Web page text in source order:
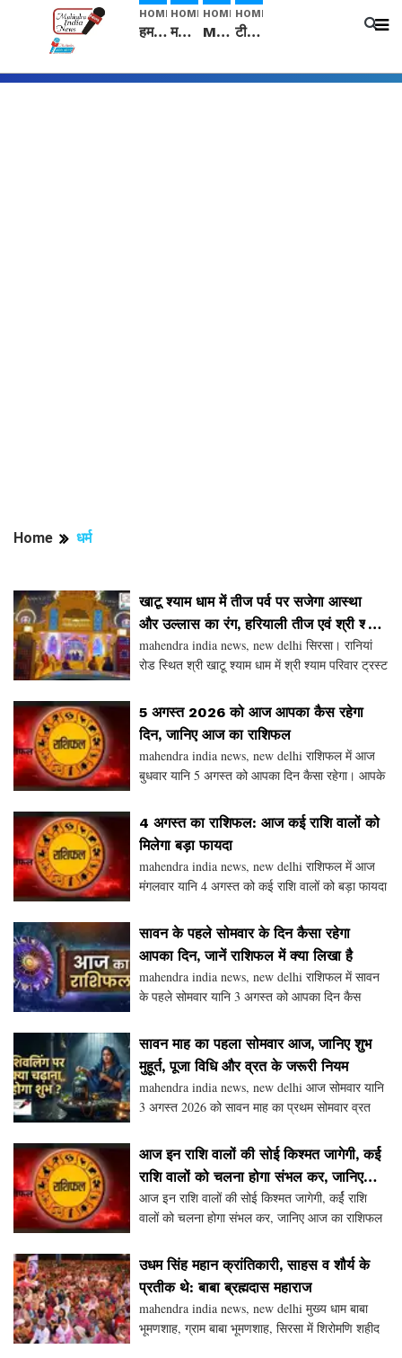
HOME
हम सनातनी..." सांसद kangana Ranaut से क्या बोली लड़की? Viral Jantar-Mantar | CJP protest
HOME
मनीषा हत्याकांड: हत्या, आत्महत्या या कोई बड़ा राज? | Full Story | Josh Haryana
HOME
Mangalsutra: हिंदू धर्म में शादी के बाद मंगलसूत्र क्यों पहनती है महिलाएं, किसने शुरु की ये परंपरा
HOME
टीम बीकेई ने एग्रीकल्चर ग्रेड की यूरिया खाद गट्टों में बदलकर टेक्निकल ग्रेड में बेचने वालों पर करवाई कार्रवाई: लखविंदर सिंह औलख
Home धर्म
खाटू श्याम धाम में तीज पर्व पर सजेगा आस्था
और उल्लास का रंग, हरियाली तीज एवं श्री श्याम
झूला महोत्सव का होगा भव्य आयोजन
mahendra india news, new delhi सिरसा। रानियां
रोड स्थित श्री खाटू श्याम धाम में श्री श्याम परिवार ट्रस्ट
महोत्सव एवं श्री श्याम झूला महोत्सव धूमधाम से मन
5 अगस्त 2026 को आज आपका कैस रहेगा
दिन, जानिए आज का राशिफल
mahendra india news, new delhi राशिफल में आज
बुधवार यानि 5 अगस्त को आपका दिन कैसा रहेगा। आपके
दिन भगवान गणेश जी को समर्पित रहता है। भगवान गणेश
जी
4 अगस्त का राशिफल: आज कई राशि वालों को
मिलेगा बड़ा फायदा
mahendra india news, new delhi राशिफल में आज
मंगलवार यानि 4 अगस्त को कई राशि वालों को बड़ा फायदा
वैसे देखें तो मंगलवार का दिन भगवान बाला जी को समर्प
सावन के पहले सोमवार के दिन कैसा रहेगा
आपका दिन, जानें राशिफल में क्या लिखा है
mahendra india news, new delhi राशिफल में सावन
के पहले सोमवार यानि 3 अगस्त को आपका दिन कैस
सोमवार का दिन भगवान शिव भोले के नाम समर्पित रहता
है। सावन
सावन माह का पहला सोमवार आज, जानिए शुभ
मुहूर्त, पूजा विधि और व्रत के जरूरी नियम
mahendra india news, new delhi आज सोमवार यानि
3 अगस्त 2026 को सावन माह का प्रथम सोमवार व्रत
रहता है। इसलिए यह सबसे शुभ दिनों में से एक माना जाता
है। मा
आज इन राशि वालों की सोई किश्मत जागेगी, कर्ई
राशि वालों को चलना होगा संभल कर, जानिए
आज का राशिफल
आज इन राशि वालों की सोई किश्मत जागेगी, कर्ई राशि
वालों को चलना होगा संभल कर, जानिए आज का राशिफल
राशि की सोई किश्मत जाग उठेगी। वहीं कई राशि वालों को
संभल क
उधम सिंह महान क्रांतिकारी, साहस व शौर्य के
प्रतीक थे: बाबा ब्रह्मदास महाराज
mahendra india news, new delhi मुख्य धाम बाबा
भूमणशाह, ग्राम बाबा भूमणशाह, सिरसा में शिरोमणि शहीद